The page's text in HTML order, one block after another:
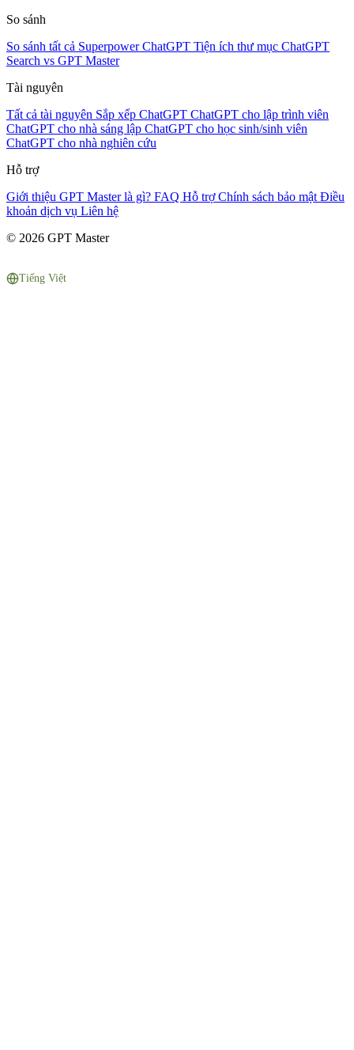
So sánh
So sánh tất cả Superpower ChatGPT Tiện ích thư mục ChatGPT
Search vs GPT Master
Tài nguyên
Tất cả tài nguyên Sắp xếp ChatGPT ChatGPT cho lập trình viên
ChatGPT cho nhà sáng lập ChatGPT cho học sinh/sinh viên
ChatGPT cho nhà nghiên cứu
Hỗ trợ
Giới thiệu GPT Master là gì? FAQ Hỗ trợChính sách bảo mật Điều
khoản dịch vụ Liên hệ
© 2026 GPT Master
Tiếng Việt